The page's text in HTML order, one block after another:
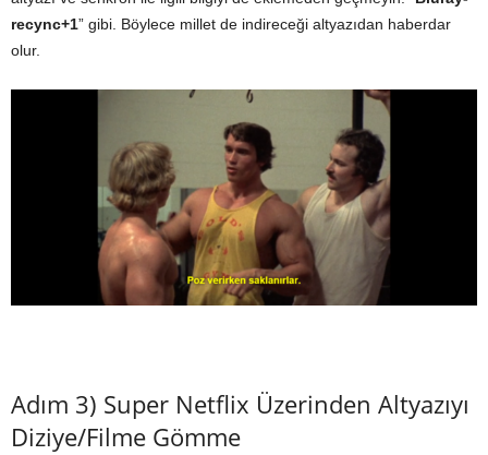
recync+1” gibi. Böylece millet de indireceği altyazıdan haberdar
olur.
Adım 3) Super Netflix Üzerinden Altyazıyı
Diziye/Filme Gömme